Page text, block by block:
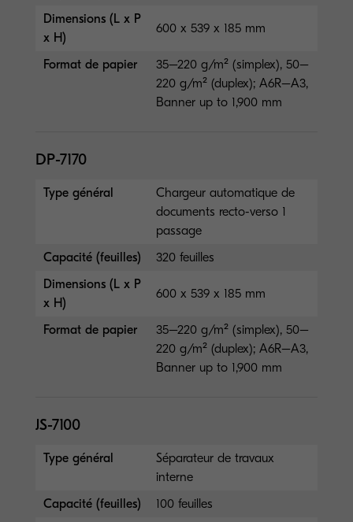
Dimensions (L x P
x H)
600 x 539 x 185 mm
Format de papier
35–220 g/m² (simplex), 50–
220 g/m² (duplex); A6R–A3,
Banner up to 1,900 mm
DP-7170
Type général
Chargeur automatique de
documents recto-verso 1
passage
Capacité (feuilles)
320 feuilles
Dimensions (L x P
x H)
600 x 539 x 185 mm
Format de papier
35–220 g/m² (simplex), 50–
220 g/m² (duplex); A6R–A3,
Banner up to 1,900 mm
JS-7100
Type général
Séparateur de travaux
interne
Capacité (feuilles)
100 feuilles